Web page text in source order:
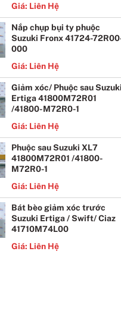
Giá: Liên Hệ
Nắp chụp bụi ty phuộc
Suzuki Fronx 41724-
000
Giá: Liên Hệ
Giảm xóc/ Phuộc sau Suzuki
Ertiga 41800M72R01
/41800-M72R0-1
Giá: Liên Hệ
Phuộc sau Suzuki XL7
41800M72R01 /41800-
M72R0-1
Giá: Liên Hệ
Bát bèo giảm xóc trước
Suzuki Ertiga / Swift/ Ciaz
41710M74L00
Giá: Liên Hệ